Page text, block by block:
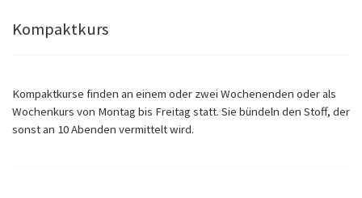
Kompaktkurs
Kompaktkurse finden an einem oder zwei Wochenenden oder als
Wochenkurs von Montag bis Freitag statt. Sie bündeln den Stoff, der
sonst an 10 Abenden vermittelt wird.